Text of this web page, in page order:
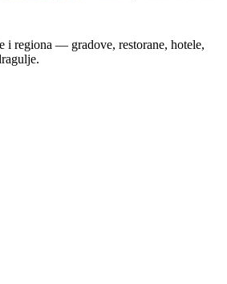
i regiona — gradove, restorane, hotele,